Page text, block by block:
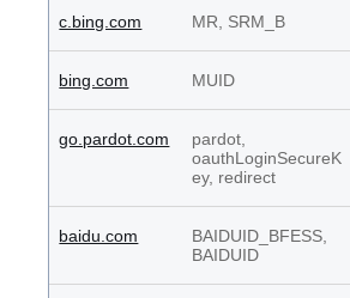
c.bing.com MR, SRM_B
bing.com MUID
go.pardot.com
pardot,
oauthLoginSecureK
ey, redirect
baidu.com
BAIDUID_BFESS,
BAIDUID